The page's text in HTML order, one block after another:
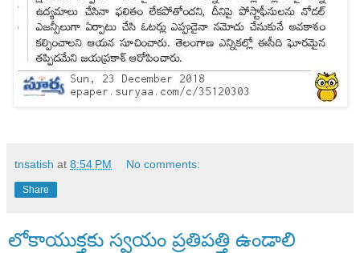
tnsatish at 8:54 PM No comments:
Share
లోకాయుక్తకు స్వయం ప్రతిపత్తి ఉండాలి